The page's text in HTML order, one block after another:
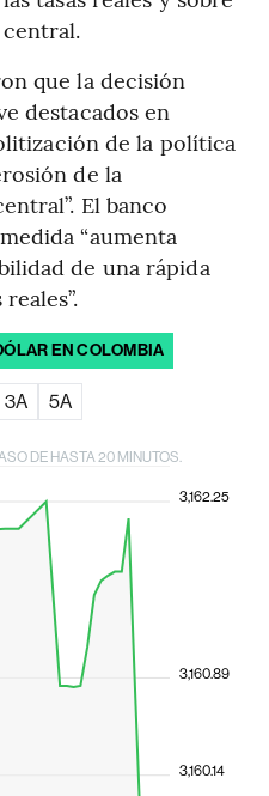
que la decisión
destacados en
de la política
de la
El banco
“aumenta
de una rápida
EN COLOMBIA
3A 5A
DE HASTA 20 MINUTOS.
3,160.14
3,160.89
3,162.25